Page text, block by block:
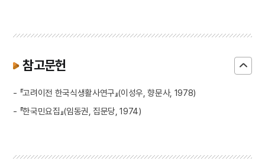
참고문헌
- 『고려이전 한국식생활사연구』(이성우, 향문사, 1978)
- 『한국민요집』(임동권, 집문당, 1974)